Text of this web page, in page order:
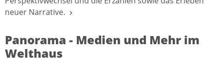
neuer Narrative.
Panorama - Medien und Mehr im
Welthaus